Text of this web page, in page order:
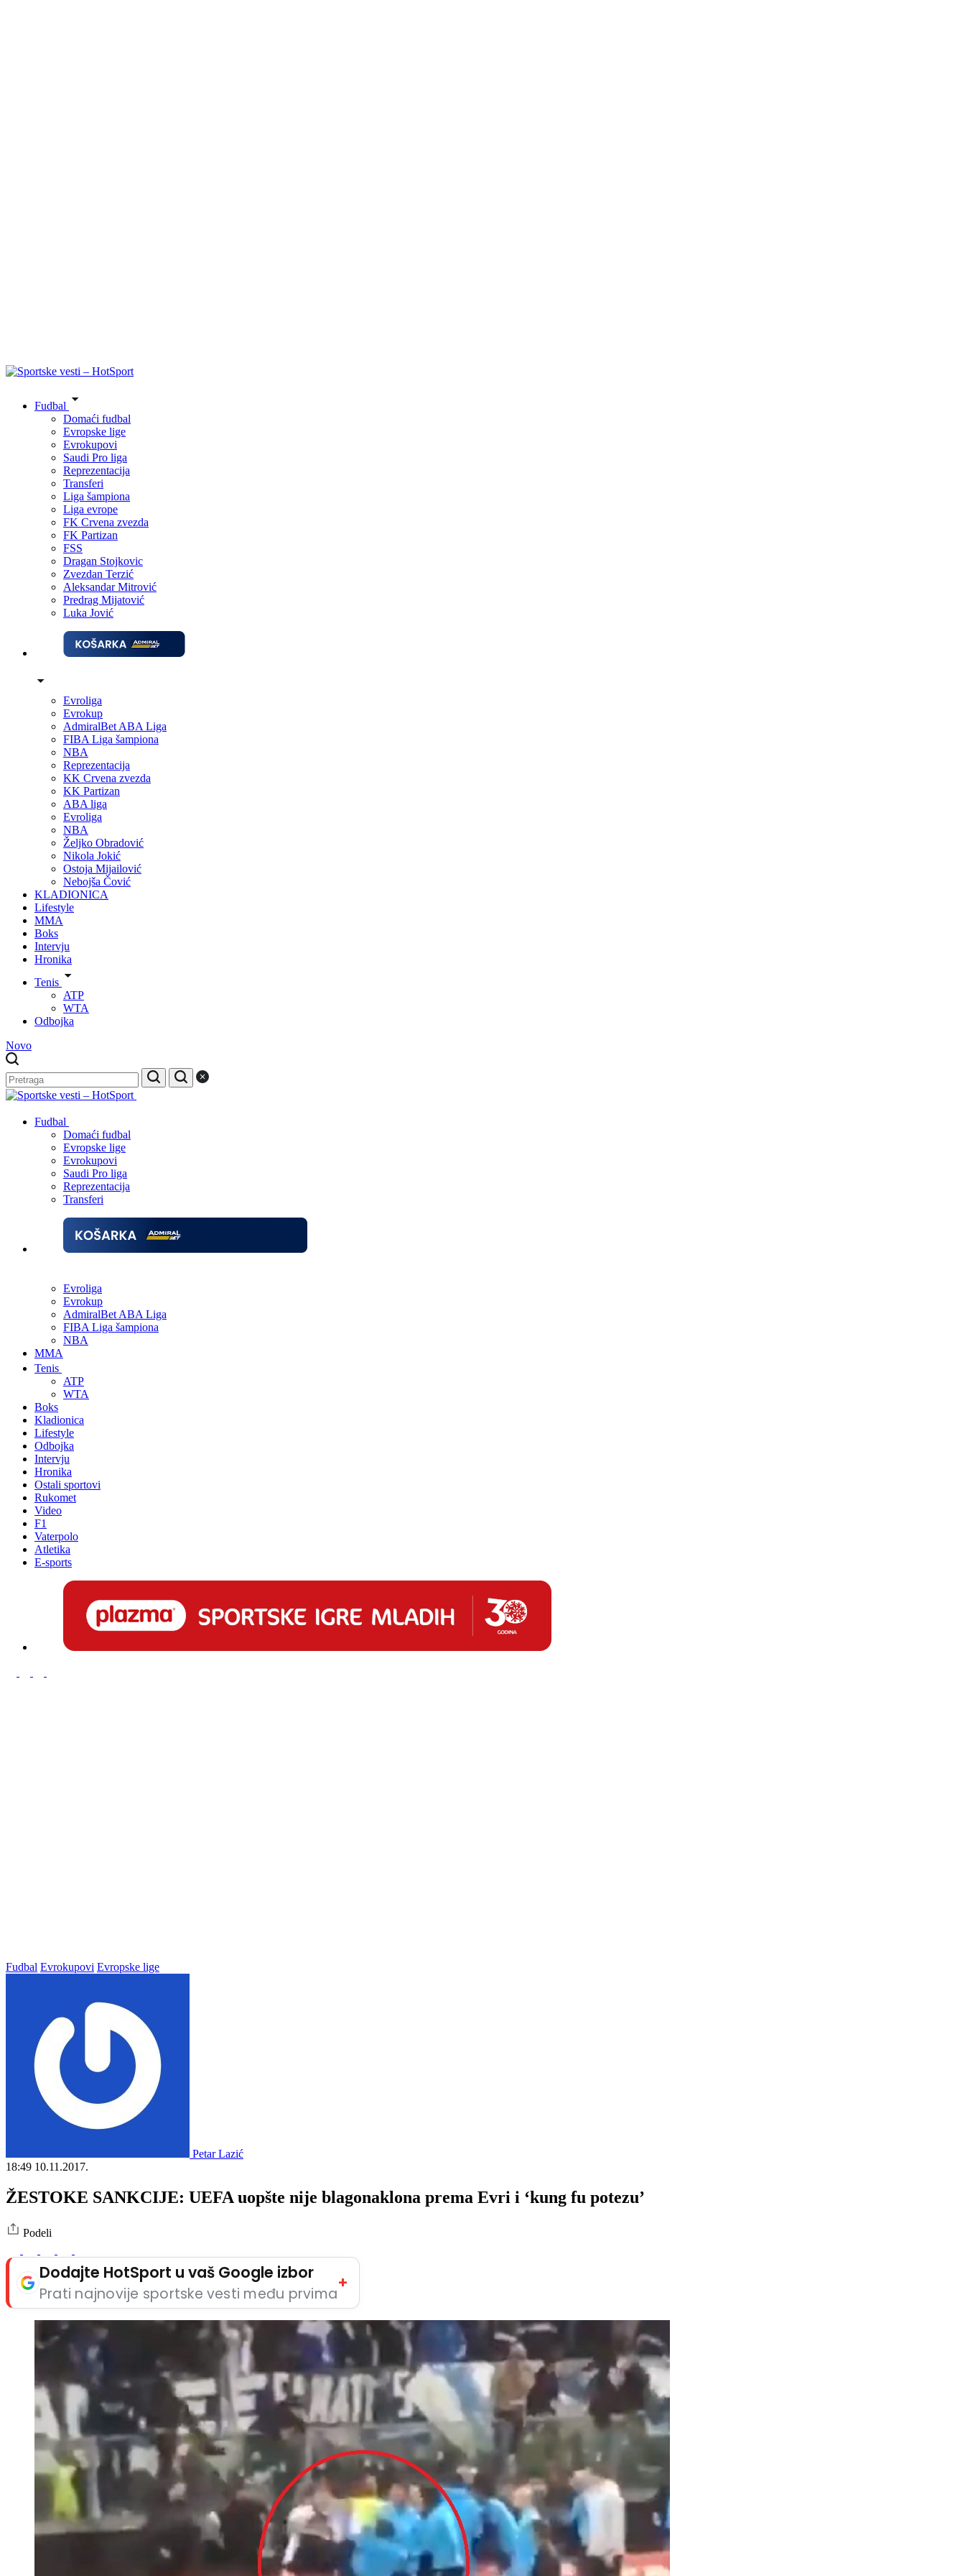
Fudbal
Domaći fudbal
Evropske lige
Evrokupovi
Saudi Pro liga
Reprezentacija
Transferi
Liga šampiona
Liga evrope
FK Crvena zvezda
FK Partizan
FSS
Dragan Stojkovic
Zvezdan Terzić
Aleksandar Mitrović
Predrag Mijatović
Luka Jović
Evroliga
Evrokup
AdmiralBet ABA Liga
FIBA Liga šampiona
NBA
Reprezentacija
KK Crvena zvezda
KK Partizan
ABA liga
Evroliga
NBA
Željko Obradović
Nikola Jokić
Ostoja Mijailović
Nebojša Čović
KLADIONICA
Lifestyle
MMA
Boks
Intervju
Hronika
Tenis
ATP
WTA
Odbojka
Novo
Fudbal
Domaći fudbal
Evropske lige
Evrokupovi
Saudi Pro liga
Reprezentacija
Transferi
Evroliga
Evrokup
AdmiralBet ABA Liga
FIBA Liga šampiona
NBA
MMA
Tenis
ATP
WTA
Boks
Kladionica
Lifestyle
Odbojka
Intervju
Hronika
Ostali sportovi
Rukomet
Video
F1
Vaterpolo
Atletika
E-sports
Fudbal Evrokupovi Evropske lige
Petar Lazić
18:49 10.11.2017.
ŽESTOKE SANKCIJE: UEFA uopšte nije blagonaklona prema Evri i ‘kung fu potezu’
Podeli
Dodajte HotSport u vaš Google izbor
Prati najnovije sportske vesti među prvima
+